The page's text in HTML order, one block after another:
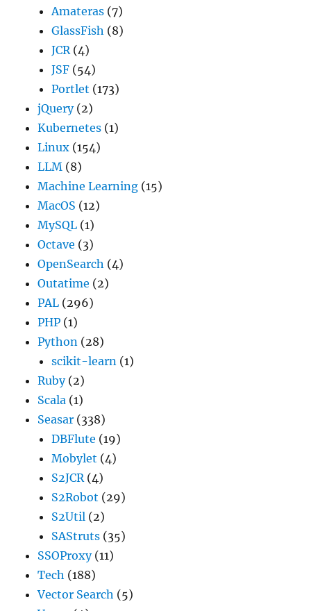
Amateras (7)
GlassFish (8)
JCR(4)
JSF (54)
Portlet (173)
jQuery(2)
Kubernetes (1)
Linux (154)
LLM (8)
Machine Learning (15)
MacOS (12)
MySQL (1)
Octave (3)
OpenSearch (4)
Outatime (2)
PAL (296)
PHP (1)
Python (28)
scikit-learn (1)
Ruby(2)
Scala (1)
Seasar (338)
DBFlute (19)
Mobylet (4)
S2JCR(4)
S2Robot (29)
S2Util (2)
SAStruts (35)
SSOProxy(11)
Tech (188)
Vector Search (5)